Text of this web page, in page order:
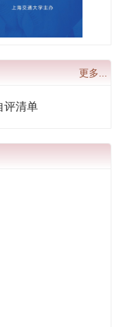
更多...
评清单